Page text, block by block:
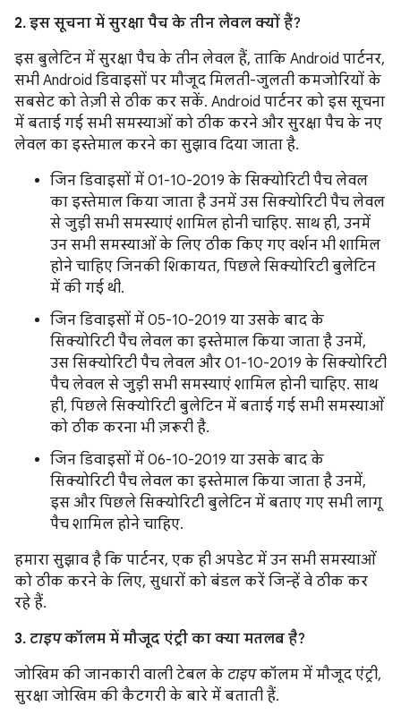
2. इस सूचना में सुरक्षा पैच के तीन लेवल क्यों हैं?
इस बुलेटिन में सुरक्षा पैच के तीन लेवल हैं, ताकि Android पार्टनर,
सभी Android डिवाइसों पर मौजूद मिलती-जुलती कमजोरियों के
सबसेट को तेज़ी से ठीक कर सकें. Android पार्टनर को इस सूचना
में बताई गई सभी समस्याओं को ठीक करने और सुरक्षा पैच के नए
लेवल का इस्तेमाल करने का सुझाव दिया जाता है.
जिन डिवाइसों में 01-10-2019 के सिक्योरिटी पैच लेवल
का इस्तेमाल किया जाता है उनमें उस सिक्योरिटी पैच लेवल
से जुड़ी सभी समस्याएं शामिल होनी चाहिए. साथ ही, उनमें
उन सभी समस्याओं के लिए ठीक किए गए वर्शन भी शामिल
होने चाहिए जिनकी शिकायत, पिछले सिक्योरिटी बुलेटिन
में की गई थी.
जिन डिवाइसों में 05-10-2019 या उसके बाद के
सिक्योरिटी पैच लेवल का इस्तेमाल किया जाता है उनमें,
उस सिक्योरिटी पैच लेवल और 01-10-2019 के सिक्योरिटी
पैच लेवल से जुड़ी सभी समस्याएं शामिल होनी चाहिए. साथ
ही, पिछले सिक्योरिटी बुलेटिन में बताई गई सभी समस्याओं
को ठीक करना भी ज़रूरी है.
जिन डिवाइसों में 06-10-2019 या उसके बाद के
सिक्योरिटी पैच लेवल का इस्तेमाल किया जाता है उनमें,
इस और पिछले सिक्योरिटी बुलेटिन में बताए गए सभी लागू
पैच शामिल होने चाहिए.
हमारा सुझाव है कि पार्टनर, एक ही अपडेट में उन सभी समस्याओं
को ठीक करने के लिए, सुधारों को बंडल करें जिन्हें वे ठीक कर
रहे हैं.
3. टाइपकॉलम में मौजूद एंट्री का क्या मतलब है?
जोखिम की जानकारी वाली टेबल के टाइपकॉलम में मौजूद एंट्री,
सुरक्षा जोखिम की कैटगरी के बारे में बताती हैं.